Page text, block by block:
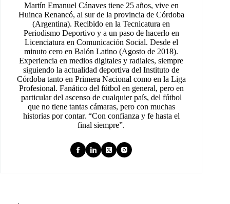
Martín Emanuel Cánaves tiene 25 años, vive en
Huinca Renancó, al sur de la provincia de Córdoba
(Argentina). Recibido en la Tecnicatura en
Periodismo Deportivo y a un paso de hacerlo en
Licenciatura en Comunicación Social. Desde el
minuto cero en Balón Latino (Agosto de 2018).
Experiencia en medios digitales y radiales, siempre
siguiendo la actualidad deportiva del Instituto de
Córdoba tanto en Primera Nacional como en la Liga
Profesional. Fanático del fútbol en general, pero en
particular del ascenso de cualquier país, del fútbol
que no tiene tantas cámaras, pero con muchas
historias por contar. “Con confianza y fe hasta el
final siempre”.